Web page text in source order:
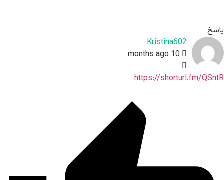
پاسخ
Kristina602
https://shorturl.fm/QSntR